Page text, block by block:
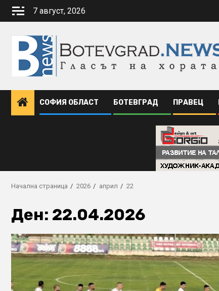
Skip
7 август, 2026
СОФИЯ ОБЛАСТ БОТЕВГРАД ПРАВЕЦ
Начална страница 2026 април 22
Ден: 22.04.2026